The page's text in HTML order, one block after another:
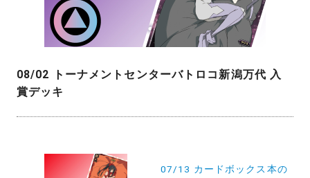
08/02 トーナメントセンターバトロコ新潟万代 入
賞デッキ
07/13 カードボックス本の